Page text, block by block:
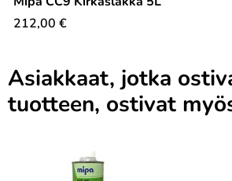
212,00 €
Asiakkaat, jotka
tuotteen, ostivat